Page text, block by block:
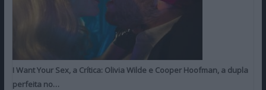
I Want Your Sex, a Crítica: Olivia Wilde e Cooper Hoofman, a dupla
perfeita no…